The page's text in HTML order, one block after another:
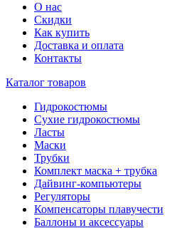
О нас
Скидки
Как купить
Доставка и оплата
Контакты
Каталог товаров
Гидрокостюмы
Сухие гидрокостюмы
Ласты
Маски
Трубки
Комплект маска + трубка
Дайвинг-компьютеры
Регуляторы
Компенсаторы плавучести
Баллоны и аксессуары